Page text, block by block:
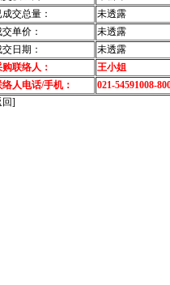
成交总量：
未透露
交单价：
未透露
交日期：
未透露
购联络人：
王小姐
络人电话/手机：
021-54591008-
回]